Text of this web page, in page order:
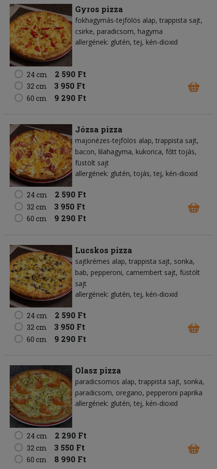
Gyros pizza
fokhagymás-tejfölös alap trappista sajt
csirke paradicsom hagyma
allergének: glutén, tej, kén-dioxid
24 cm 2 590 Ft
32 cm 3 950 Ft
60 cm 9 290 Ft
Józsa pizza
majonézes-tejfölös alap trappista sajt
bacon lilahagyma kukorica főtt tojás
füstölt sajt
allergének: glutén, tojás, tej, kén-dioxid
24 cm 2 590 Ft
32 cm 3 950 Ft
60 cm 9 290 Ft
Lucskos pizza
sajtkrémes alap trappista sajt sonka
bab pepperoni camembert sajt füstölt
sajt
allergének: glutén, tej, kén-dioxid
24 cm 2 590 Ft
32 cm 3 950 Ft
60 cm 9 290 Ft
Olasz pizza
paradicsomos alap trappista sajt sonka
paradicsom oregano pepperoni paprika
allergének: glutén, tej, kén-dioxid
24 cm 2 290 Ft
32 cm 3 550 Ft
60 cm 8 990 Ft